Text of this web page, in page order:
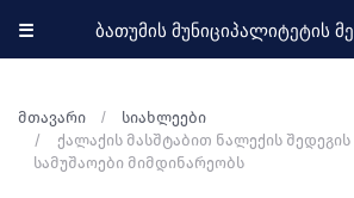
☰ ბათუმის მუნიციპალიტეტის
მთავარი
სიახლეები
ქალაქის მასშტაბით ნალექის
სამუშაოები მიმდინარეობს